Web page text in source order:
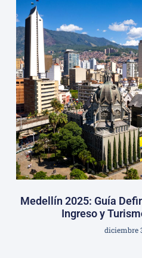
Medellín 2025: Guía
Ingreso y
diciembre